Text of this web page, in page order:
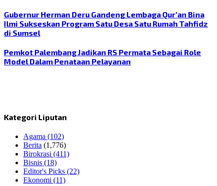
Gubernur Herman Deru Gandeng Lembaga Qur’an Bina
Ilmi Sukseskan Program Satu Desa Satu Rumah Tahfidz
di Sumsel
Pemkot Palembang Jadikan RS Permata Sebagai Role
Model Dalam Penataan Pelayanan
Kategori Liputan
Agama (102)
Berita (1,776)
Birokrasi (411)
Bisnis (18)
Editor's Picks (22)
Ekonomi (11)